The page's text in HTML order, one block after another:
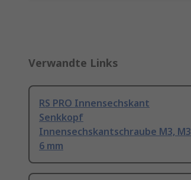
Verwandte Links
RS PRO Innensechskant
Senkkopf
Innensechskantschraube M3, M3
6 mm